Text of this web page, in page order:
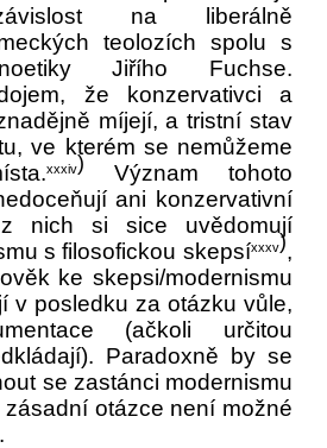
na liberálně
teolozích spolu s
Jiřího Fuchse.
že konzervativci a
míjejí, a tristní stav
ve kterém se nemůžeme
xxxiv) Význam tohoto
ani konzervativní
nich si sice uvědomují
s filosofickou skepsíxxxv),
ke skepsi/modernismu
v posledku za otázku vůle,
(ačkoli určitou
Paradoxně by se
se zastánci modernismu
zásadní otázce není možné